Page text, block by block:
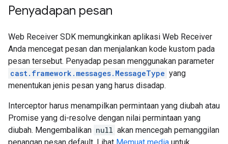
Penyadapan pesan
Web Receiver SDK memungkinkan aplikasi Web Receiver
Anda mencegat pesan dan menjalankan kode kustom pada
pesan tersebut. Penyadap pesan menggunakan parameter
cast.framework.messages.MessageType yang
menentukan jenis pesan yang harus disadap.
Interceptor harus menampilkan permintaan yang diubah atau
Promise yang di-resolve dengan nilai permintaan yang
diubah. Mengembalikan null akan mencegah pemanggilan